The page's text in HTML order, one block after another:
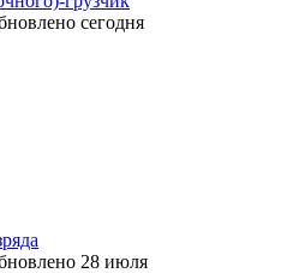
сегодня
28 июля